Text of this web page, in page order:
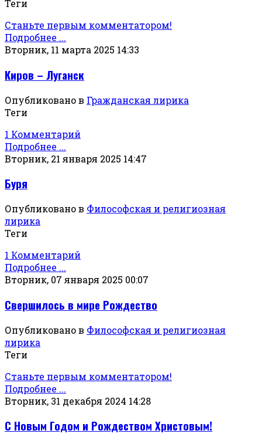
Теги
Станьте первым комментатором!
Подробнее ...
Вторник, 11 марта 2025 14:33
Киров – Луганск
Опубликовано в Гражданская лирика
Теги
1 Комментарий
Подробнее ...
Вторник, 21 января 2025 14:47
Буря
Опубликовано в Философская и религиозная
лирика
Теги
1 Комментарий
Подробнее ...
Вторник, 07 января 2025 00:07
Свершилось в мире Рождество
Опубликовано в Философская и религиозная
лирика
Теги
Станьте первым комментатором!
Подробнее ...
Вторник, 31 декабря 2024 14:28
С Новым Годом и Рождеством Христовым!